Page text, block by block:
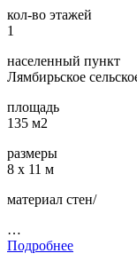
кол-во этажей
1
населенный пункт
Лямбирьское
площадь
135 м2
размеры
8 х 11 м
материал стен/
…
Подробнее